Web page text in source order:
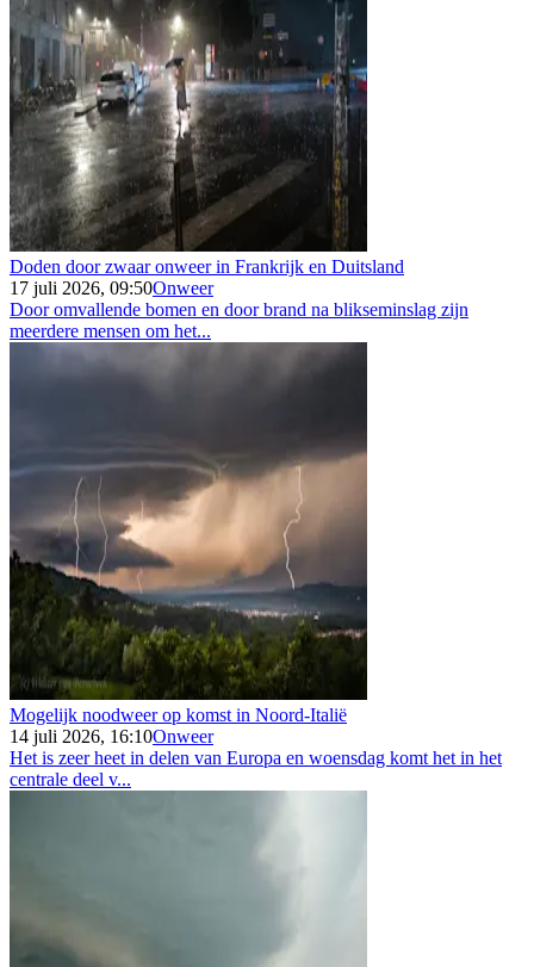
Doden door zwaar onweer in Frankrijk en Duitsland
17 juli 2026, 09:50Onweer
Door omvallende bomen en door brand na blikseminslag zijn
meerdere mensen om het...
Mogelijk noodweer op komst in Noord-Italië
14 juli 2026, 16:10Onweer
Het is zeer heet in delen van Europa en woensdag komt het in het
centrale deel v...